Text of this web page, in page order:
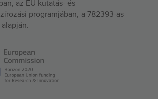
az EU kutatás- és
programjában, a 782393-as